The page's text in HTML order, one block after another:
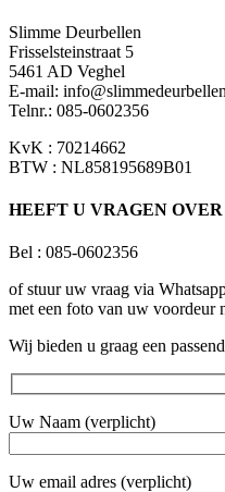
Slimme Deurbellen
Frisselsteinstraat 5
5461 AD Veghel
E-mail:
Telnr.: 085-0602356
KvK : 70214662
BTW : NL858195689B01
HEEFT U VRAGEN
Bel : 085-0602356
of stuur uw vraag via
met een foto van uw voordeur
Wij bieden u graag een
Uw Naam (verplicht)
Uw email adres (verplicht)